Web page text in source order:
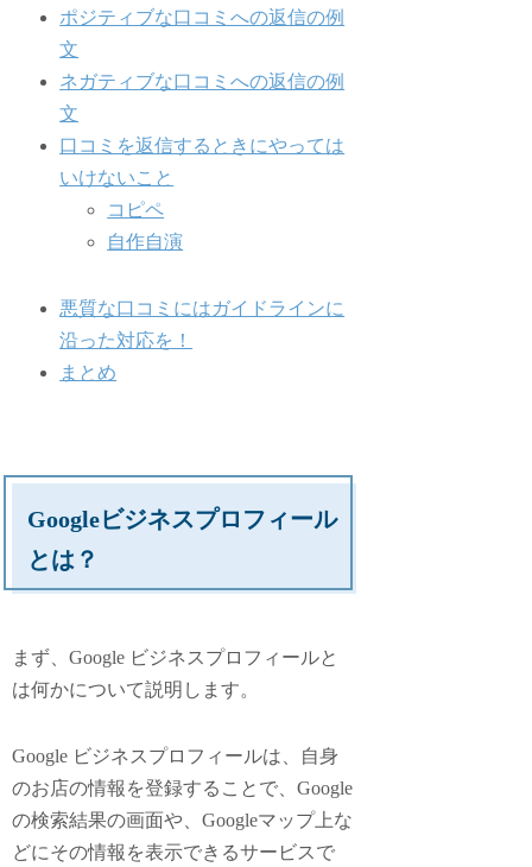
ポジティブな口コミへの返信の例
文
ネガティブな口コミへの返信の例
文
口コミを返信するときにやっては
いけないこと
コピペ
自作自演
悪質な口コミにはガイドラインに
沿った対応を！
まとめ
Googleビジネスプロフィール
とは？
まず、Google ビジネスプロフィールと
は何かについて説明します。
Google ビジネスプロフィールは、自身
のお店の情報を登録することで、Google
の検索結果の画面や、Googleマップ上な
どにその情報を表示できるサービスで